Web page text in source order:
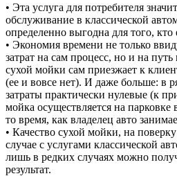
• Эта услуга для потребителя
обслуживание в классической
определенно выгодна для того, кто
• Экономия времени не только
затрат на сам процесс, но и на
сухой мойки сам приезжает к
(ее и вовсе нет). И даже больше: в
затраты практически нулевые (к
мойка осуществляется на парковке
то время, как владелец авто
• Качество сухой мойки, на
случае с услугами классической
лишь в редких случаях можно
результат.